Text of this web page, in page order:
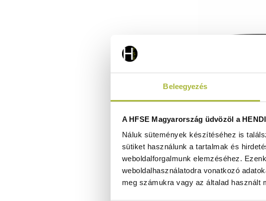
Beleegyezés
A HFSE Magyarország üdvözöl a
Náluk sütemények készítéséhez is
sütiket használunk a tartalmak és
weboldalforgalmunk elemzéséhez.
weboldalhasználatodra vonatkozó
meg számukra vagy az általad használt
Öntöttvas
megfogóval,